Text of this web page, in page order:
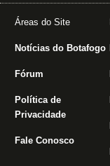
Áreas do Site
Notícias do Botafogo
Fórum
Política de
Privacidade
Fale Conosco